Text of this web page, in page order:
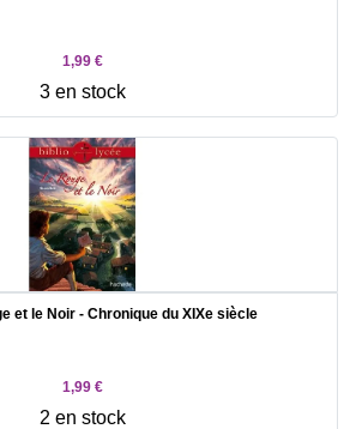
1,99 €
3 en stock
et le Noir - Chronique du XIXe siècle
1,99 €
2 en stock